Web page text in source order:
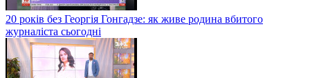
20 років без Георгія Гонгадзе: як живе родина вбитого
журналіста сьогодні